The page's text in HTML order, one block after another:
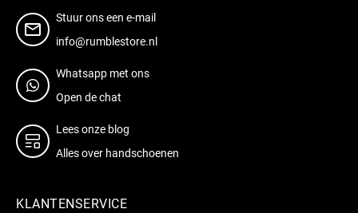
Stuur ons een e-mail
info@rumblestore.nl
Whatsapp met ons
Open de chat
Lees onze blog
Alles over handschoenen
KLANTENSERVICE